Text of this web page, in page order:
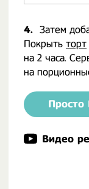
4. Затем
Покрыть торт
на 2 часа.
на
Просто
Видео